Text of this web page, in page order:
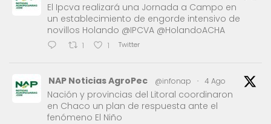
El Ipcva realizará una Jornada a Campo en
un establecimiento de engorde intensivo de
novillos Holando @IPCVA @HolandoACHA
1 1 Twitter
NAP Noticias AgroPec @infonap · 4 Ago
Nación y provincias del Litoral coordinaron
en Chaco un plan de respuesta ante el
fenómeno El Niño